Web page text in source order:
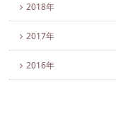
2018年
2017年
2016年